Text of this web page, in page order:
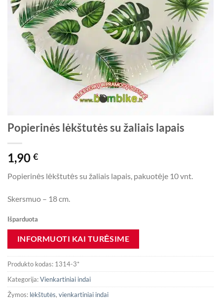
Popierinės lėkštutės su žaliais lapais
1,90 €
Popierinės lėkštutės su žaliais lapais, pakuotėje 10 vnt.
Skersmuo – 18 cm.
Išparduota
Produkto kodas: 1314-3*
Kategorija:Vienkartiniai indai
Žymos: lėkštutės, vienkartiniai indai